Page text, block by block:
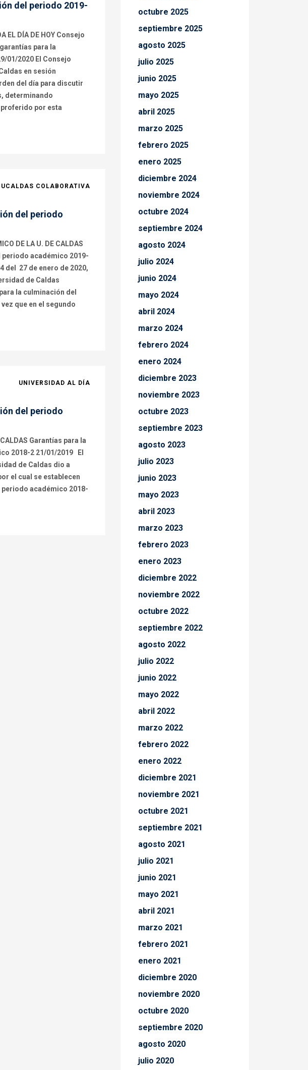
del periodo 2019-
EL DÍA DE HOY Consejo
para la
01/2020 El Consejo
en sesión
del día para discutir
determinando
por esta
UCALDAS COLABORATIVA
del periodo
DE LA U. DE CALDAS
académico 2019-
del 27 de enero de 2020,
de Caldas
la culminación del
que en el segundo
UNIVERSIDAD AL DÍA
del periodo
CALDAS Garantías para la
2018-2 21/01/2019 El
de Caldas dio a
el cual se establecen
académico 2018-
octubre 2025
septiembre 2025
agosto 2025
julio 2025
junio 2025
mayo 2025
abril 2025
marzo 2025
febrero 2025
enero 2025
diciembre 2024
noviembre 2024
octubre 2024
septiembre 2024
agosto 2024
julio 2024
junio 2024
mayo 2024
abril 2024
marzo 2024
febrero 2024
enero 2024
diciembre 2023
noviembre 2023
octubre 2023
septiembre 2023
agosto 2023
julio 2023
junio 2023
mayo 2023
abril 2023
marzo 2023
febrero 2023
enero 2023
diciembre 2022
noviembre 2022
octubre 2022
septiembre 2022
agosto 2022
julio 2022
junio 2022
mayo 2022
abril 2022
marzo 2022
febrero 2022
enero 2022
diciembre 2021
noviembre 2021
octubre 2021
septiembre 2021
agosto 2021
julio 2021
junio 2021
mayo 2021
abril 2021
marzo 2021
febrero 2021
enero 2021
diciembre 2020
noviembre 2020
octubre 2020
septiembre 2020
agosto 2020
julio 2020